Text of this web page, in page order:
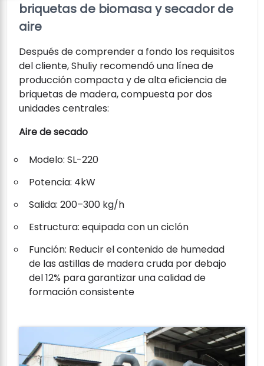
briquetas de biomasa y secador de
aire
Después de comprender a fondo los requisitos
del cliente, Shuliy recomendó una línea de
producción compacta y de alta eficiencia de
briquetas de madera, compuesta por dos
unidades centrales:
Aire de secado
Modelo: SL-220
Potencia: 4kW
Salida: 200–300 kg/h
Estructura: equipada con un ciclón
Función: Reducir el contenido de humedad
de las astillas de madera cruda por debajo
del 12% para garantizar una calidad de
formación consistente